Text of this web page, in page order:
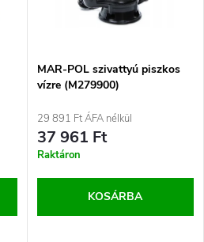
MAR-POL szivattyú piszkos
vízre (M279900)
29 891 Ft ÁFA nélkül
37 961 Ft
Raktáron
KOSÁRBA